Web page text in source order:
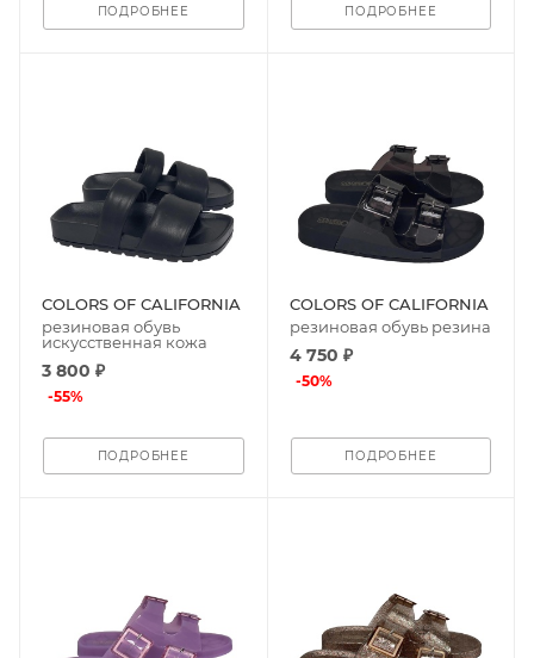
ПОДРОБНЕЕ ПОДРОБНЕЕ
COLORS OF CALIFORNIA
резиновая обувь
искусственная кожа
3 800 ₽
-55%
ПОДРОБНЕЕ
COLORS OF CALIFORNIA
резиновая обувь резина
4 750 ₽
-50%
ПОДРОБНЕЕ